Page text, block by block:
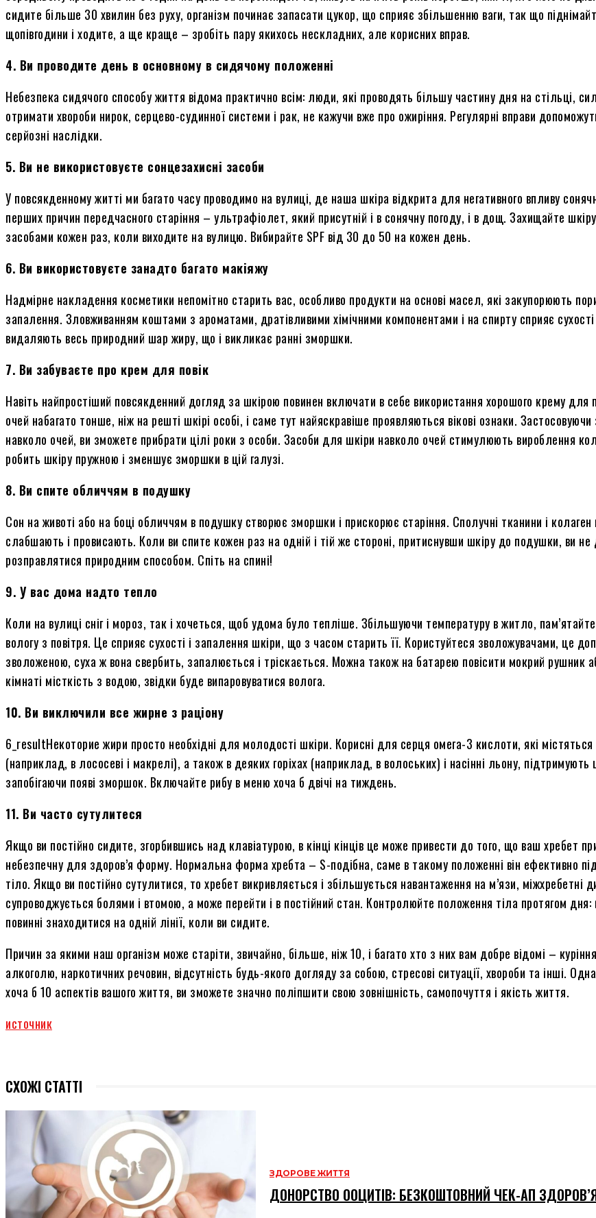
сидите більше 30 хвилин без руху, організм починає запасати цукор, що сприяє збільшенню ваги, так що
щопівгодини і ходите, а ще краще – зробіть пару якихось нескладних, але корисних вправ.
4. Ви проводите день в основному в сидячому положенні
Небезпека сидячого способу життя відома практично всім: люди, які проводять більшу частину дня на стільці,
отримати хвороби нирок, серцево-судинної системи і рак, не кажучи вже про ожиріння. Регулярні вправи
серйозні наслідки.
5. Ви не використовуєте сонцезахисні засоби
У повсякденному житті ми багато часу проводимо на вулиці, де наша шкіра відкрита для негативного впливу
перших причин передчасного старіння – ультрафіолет, який присутній і в сонячну погоду, і в дощ. Захищайте
засобами кожен раз, коли виходите на вулицю. Вибирайте SPF від 30 до 50 на кожен день.
6. Ви використовуєте занадто багато макіяжу
Надмірне накладення косметики непомітно старить вас, особливо продукти на основі масел, які закупорюють
запалення. Зловживанням коштами з ароматами, дратівливими хімічними компонентами і на спирту сприяє
видаляють весь природний шар жиру, що і викликає ранні зморшки.
7. Ви забуваєте про крем для повік
Навіть найпростіший повсякденний догляд за шкірою повинен включати в себе використання хорошого крему для
очей набагато тонше, ніж на решті шкірі особі, і саме тут найяскравіше проявляються вікові ознаки. Застосовуючи
навколо очей, ви зможете прибрати цілі роки з особи. Засоби для шкіри навколо очей стимулюють вироблення
робить шкіру пружною і зменшує зморшки в цій галузі.
8. Ви спите обличчям в подушку
Сон на животі або на боці обличчям в подушку створює зморшки і прискорює старіння. Сполучні тканини і колаген
слабшають і провисають. Коли ви спите кожен раз на одній і тій же стороні, притиснувши шкіру до подушки, ви не
розправлятися природним способом. Спіть на спині!
9. У вас дома надто тепло
Коли на вулиці сніг і мороз, так і хочеться, щоб удома було тепліше. Збільшуючи температуру в житло,
вологу з повітря. Це сприяє сухості і запалення шкіри, що з часом старить її. Користуйтеся зволожувачами, це
зволоженою, суха ж вона свербить, запалюється і тріскається. Можна також на батарею повісити мокрий рушник
кімнаті місткість з водою, звідки буде випаровуватися волога.
10. Ви виключили все жирне з раціону
6_resultНекоторие жири просто необхідні для молодості шкіри. Корисні для серця омега-3 кислоти, які містяться
(наприклад, в лососеві і макрелі), а також в деяких горіхах (наприклад, в волоських) і насінні льону,
запобігаючи появі зморшок. Включайте рибу в меню хоча б двічі на тиждень.
11. Ви часто сутулитеся
Якщо ви постійно сидите, згорбившись над клавіатурою, в кінці кінців це може привести до того, що ваш хребет
небезпечну для здоров’я форму. Нормальна форма хребта – S-подібна, саме в такому положенні він ефективно
тіло. Якщо ви постійно сутулитися, то хребет викривляється і збільшується навантаження на м’язи, міжхребетні
супроводжується болями і втомою, а може перейти і в постійний стан. Контролюйте положення тіла протягом дня:
повинні знаходитися на одній лінії, коли ви сидите.
Причин за якими наш організм може старіти, звичайно, більше, ніж 10, і багато хто з них вам добре відомі –
алкоголю, наркотичних речовин, відсутність будь-якого догляду за собою, стресові ситуації, хвороби та інші.
хоча б 10 аспектів вашого життя, ви зможете значно поліпшити свою зовнішність, самопочуття і якість життя.
источник
СХОЖІ СТАТТІ
ЗДОРОВЕ ЖИТТЯ
ДОНОРСТВО ООЦИТІВ: БЕЗКОШТОВНИЙ ЧЕК-АП